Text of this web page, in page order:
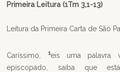
Primeira Leitura (1Tm 3,1-13)
Leitura da Primeira Carta de São
Caríssimo, 1eis uma palavra
episcopado, saiba que